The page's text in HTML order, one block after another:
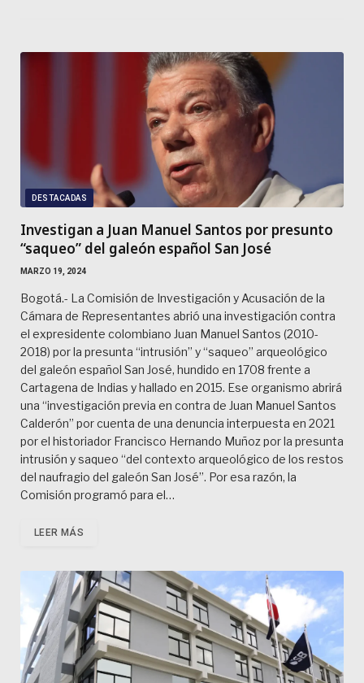
DESTACADAS
Investigan a Juan Manuel Santos por presunto
“saqueo” del galeón español San José
MARZO 19, 2024
Bogotá.- La Comisión de Investigación y Acusación de la
Cámara de Representantes abrió una investigación contra
el expresidente colombiano Juan Manuel Santos (2010-
2018) por la presunta “intrusión” y “saqueo” arqueológico
del galeón español San José, hundido en 1708 frente a
Cartagena de Indias y hallado en 2015. Ese organismo abrirá
una “investigación previa en contra de Juan Manuel Santos
Calderón” por cuenta de una denuncia interpuesta en 2021
por el historiador Francisco Hernando Muñoz por la presunta
intrusión y saqueo “del contexto arqueológico de los restos
del naufragio del galeón San José”. Por esa razón, la
Comisión programó para el…
LEER MÁS